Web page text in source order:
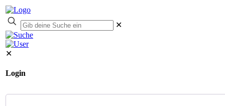
✕
✕
Login